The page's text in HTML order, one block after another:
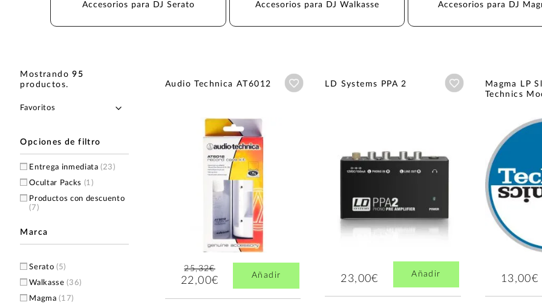
Accesorios para DJ Serato Accesorios para DJ Walkasse Accesorios para DJ
Mostrando95
productos.
Opciones de filtro
Entrega inmediata(23)
Ocultar Packs (1)
Productos con descuento
(7)
Marca
Serato (5)
Walkasse(36)
Magma(17)
Audio Technica AT6012 Añadir a wishlist
25,32€
22,00€ Añadir
LD Systems PPA 2 Añadir a wishlist
23,00€ Añadir
Magma LP
Technics
13,00€